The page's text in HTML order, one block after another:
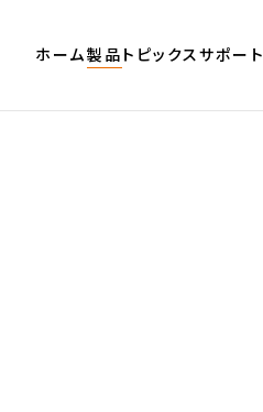
ホーム製品 トピックスサポート